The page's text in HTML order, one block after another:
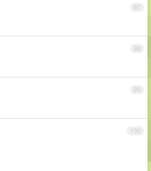
97
98
99
100